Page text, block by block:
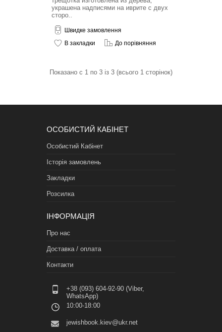
украшена надписями на иврите с двух
сторо..
Швидке замовлення
В закладки
До порівняння
Показано с 1 по 3 із 3 (всього 1 сторінок)
ОСОБИСТИЙ КАБІНЕТ
Особистий Кабінет
Історія замовлень
Закладки
Розсилка
ІНФОРМАЦІЯ
Про нас
Доставка / оплата
Контакти
+38 (093) 604-92-90 (Viber,
WhatsApp)
10:00-18:00
jewishbook.kiev@ukr.net